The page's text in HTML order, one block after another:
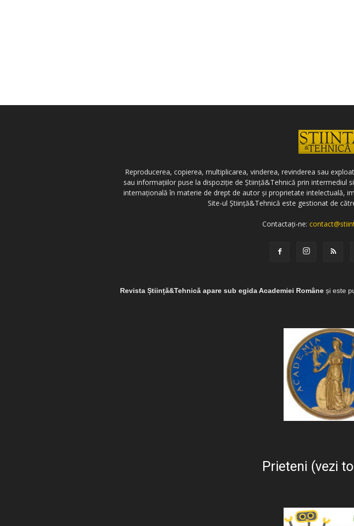
Reproducerea, copierea, multiplicarea, vinderea, revinderea sau
sau informațiilor puse la dispoziție de Știință&Tehnică prin intermediul
internațională în materie de drept de autor și proprietate intelectuală,
Site-ul Știință&Tehnică este gestionat de
Contactați-ne:
Revista Știință&Tehnică apare sub egida Academiei Române și este
Prieteni (vezi